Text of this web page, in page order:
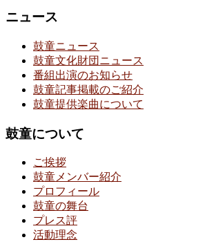
ニュース
鼓童ニュース
鼓童文化財団ニュース
番組出演のお知らせ
鼓童記事掲載のご紹介
鼓童提供楽曲について
鼓童について
ご挨拶
鼓童メンバー紹介
プロフィール
鼓童の舞台
プレス評
活動理念